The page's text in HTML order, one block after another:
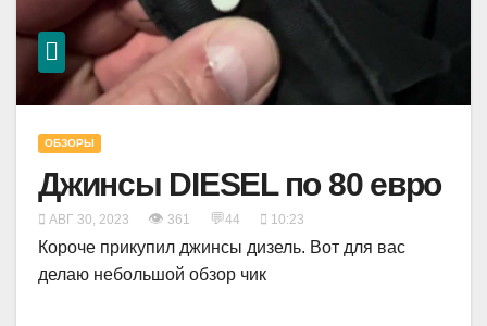
ОБЗОРЫ
Джинсы DIESEL по 80 евро
АВГ 30, 2023 👁 361 💬44 10:23
Короче прикупил джинсы дизель. Вот для вас
делаю небольшой обзор чик